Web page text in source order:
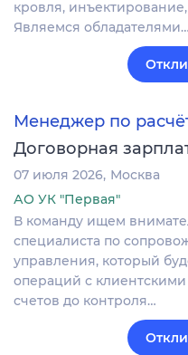
кровля,
Являемся обладателями…
Менеджер по
Договорная
07 июля 2026 Москва
АО УК "Первая"
В команду ищем
специалиста по
управления, который
операций с
счетов до контроля…